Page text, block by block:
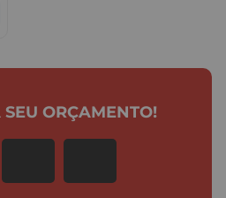
ORÇAMENTO!